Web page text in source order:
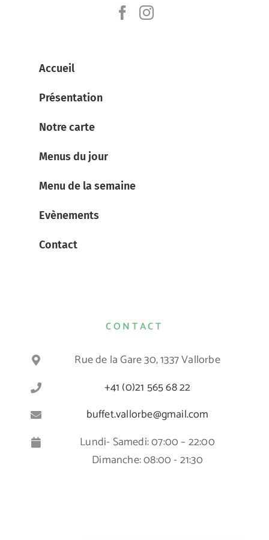
Accueil
Présentation
Notre carte
Menus du jour
Menu de la semaine
Evènements
Contact
CONTACT
Rue de la Gare 30, 1337 Vallorbe
+41 (0)21 565 68 22
buffet.vallorbe@gmail.com
Lundi- Samedi: 07:00 – 22:00
Dimanche: 08:00 - 21:30